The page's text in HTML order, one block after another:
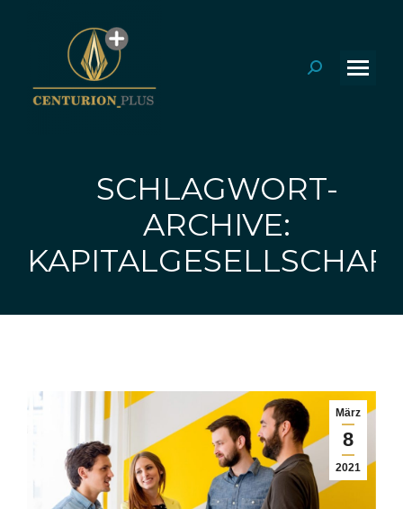
Search:
SCHLAGWORT-
ARCHIVE:
Sie befinden sich hier:
März
8
2021